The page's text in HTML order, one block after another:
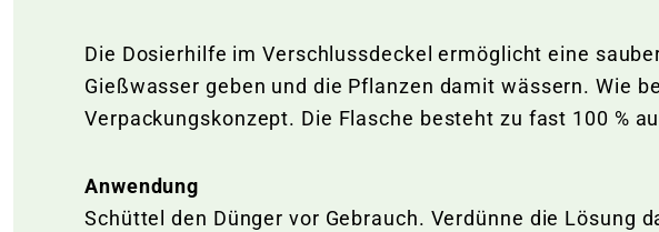
Die Dosierhilfe im Verschlussdeckel ermöglicht eine
Gießwasser geben und die Pflanzen damit wässern. Wie
Verpackungskonzept. Die Flasche besteht zu fast 100 %
Anwendung
Schüttel den Dünger vor Gebrauch. Verdünne die Lösung